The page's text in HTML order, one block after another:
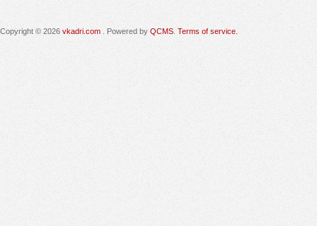
Copyright © 2026 vkadri.com . Powered by QCMS Terms of service.